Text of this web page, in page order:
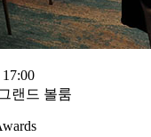
랜드 볼룸